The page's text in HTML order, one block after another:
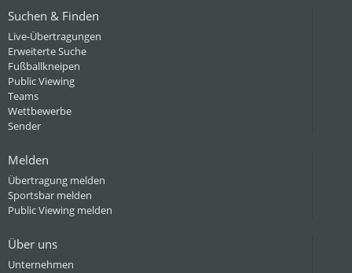
Suchen & Finden
Live-Übertragungen
Erweiterte Suche
Fußballkneipen
Public Viewing
Teams
Wettbewerbe
Sender
Melden
Übertragung melden
Sportsbar melden
Public Viewing melden
Über uns
Unternehmen